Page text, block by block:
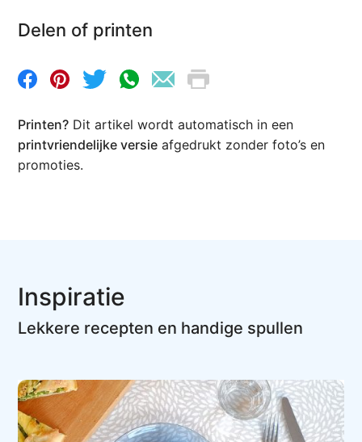
Delen of printen
Printen? Dit artikel wordt automatisch in een
printvriendelijke versie afgedrukt zonder foto’s en
promoties.
Inspiratie
Lekkere recepten en handige spullen